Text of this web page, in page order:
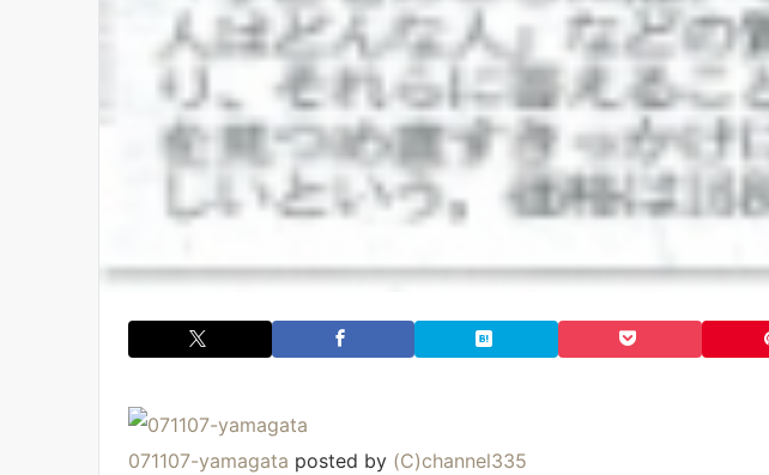
071107-yamagata posted by (C)channel335